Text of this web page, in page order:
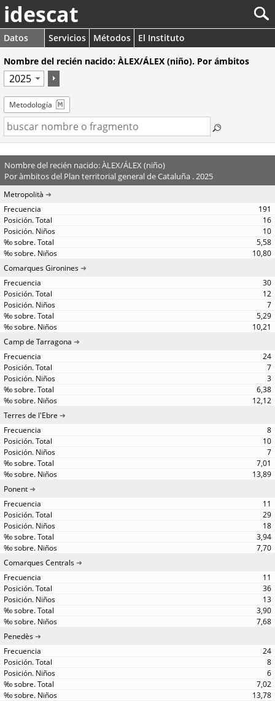
idescat
Datos Servicios Métodos
El Instituto
Nombre del recién nacido: ÀLEX/ÁLEX (niño). Por ámbitos
Metodología
Nombre del recién nacido: ÀLEX/ÁLEX (niño)
Por àmbitos del Plan territorial general de Cataluña . 2025
Metropolità
191
16
10
5,58
10,80
Comarques Gironines
30
12
7
5,29
10,21
Camp de Tarragona
24
7
3
6,38
12,12
Terres de l'Ebre
8
10
7
7,01
13,89
Ponent
11
29
18
3,94
7,70
Comarques Centrals
11
36
13
3,90
7,68
Penedès
24
8
6
7,02
13,78